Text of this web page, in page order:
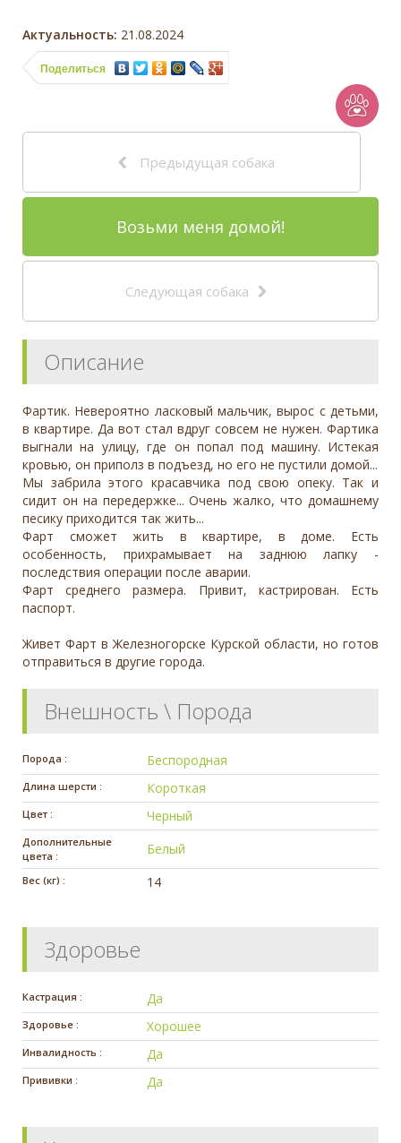
Актуальность: 21.08.2024
Поделиться
Предыдущая собака
Возьми меня домой!
Следующая собака
Описание
Фартик. Невероятно ласковый мальчик, вырос с детьми,
в квартире. Да вот стал вдруг совсем не нужен. Фартика
выгнали на улицу, где он попал под машину. Истекая
кровью, он приполз в подъезд, но его не пустили домой...
Мы забрила этого красавчика под свою опеку. Так и
сидит он на передержке... Очень жалко, что домашнему
песику приходится так жить...
Фарт сможет жить в квартире, в доме. Есть
особенность, прихрамывает на заднюю лапку -
последствия операции после аварии.
Фарт среднего размера. Привит, кастрирован. Есть
паспорт.
Живет Фарт в Железногорске Курской области, но готов
отправиться в другие города.
Внешность \ Порода
Порода : Беспородная
Длина шерсти : Короткая
Цвет : Черный
Дополнительные
цвета :
Белый
Вес (кг) : 14
Здоровье
Кастрация : Да
Здоровье : Хорошее
Инвалидность : Да
Прививки : Да